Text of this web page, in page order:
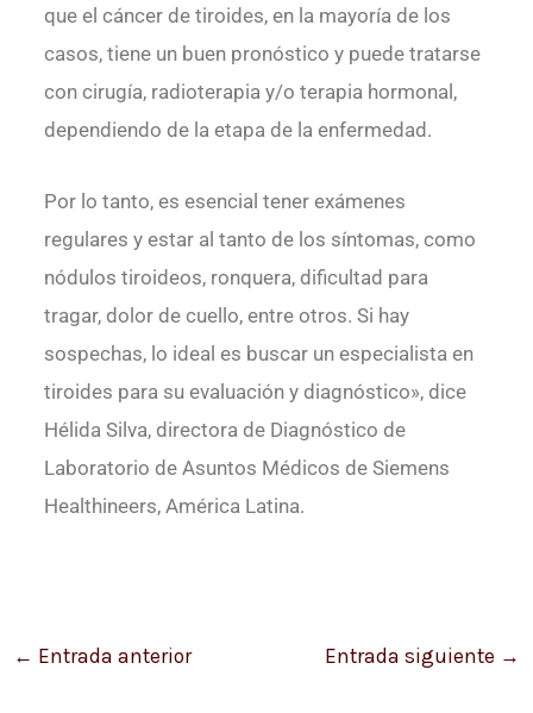
que el cáncer de tiroides, en la mayoría de los
casos, tiene un buen pronóstico y puede tratarse
con cirugía, radioterapia y/o terapia hormonal,
dependiendo de la etapa de la enfermedad.
Por lo tanto, es esencial tener exámenes
regulares y estar al tanto de los síntomas, como
nódulos tiroideos, ronquera, dificultad para
tragar, dolor de cuello, entre otros. Si hay
sospechas, lo ideal es buscar un especialista en
tiroides para su evaluación y diagnóstico», dice
Hélida Silva, directora de Diagnóstico de
Laboratorio de Asuntos Médicos de Siemens
Healthineers, América Latina.
← Entrada anterior Entrada siguiente →